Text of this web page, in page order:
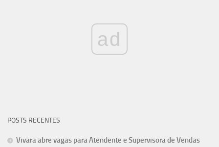
ad
POSTS RECENTES
Vivara abre vagas para Atendente e Supervisora de Vendas